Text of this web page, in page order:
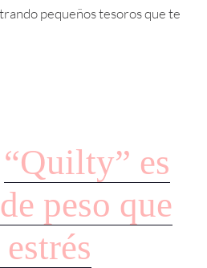
pequeños tesoros que te
“Quilty” es
peso que